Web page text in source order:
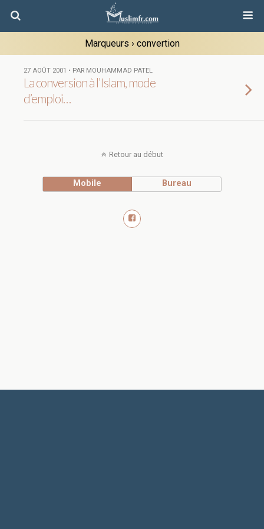
Marqueurs › convertion
27 AOÛT 2001 • PAR MOUHAMMAD PATEL
La conversion à l’Islam, mode
d’emploi…
Retour au début
Mobile Bureau